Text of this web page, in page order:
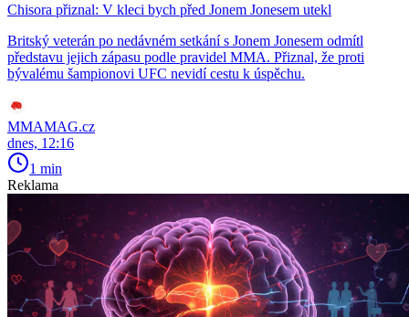
Chisora přiznal: V kleci bych před Jonem Jonesem utekl
Britský veterán po nedávném setkání s Jonem Jonesem odmítl
představu jejich zápasu podle pravidel MMA. Přiznal, že proti
bývalému šampionovi UFC nevidí cestu k úspěchu.
MMAMAG.cz
dnes, 12:16
1 min
Reklama